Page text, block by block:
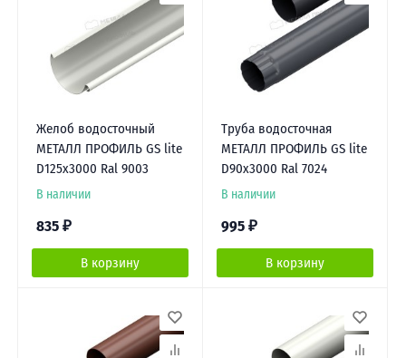
Желоб водосточный
МЕТАЛЛ ПРОФИЛЬ GS lite
D125х3000 Ral 9003
В наличии
835 ₽
В корзину
Труба водосточная
МЕТАЛЛ ПРОФИЛЬ GS lite
D90х3000 Ral 7024
В наличии
995 ₽
В корзину